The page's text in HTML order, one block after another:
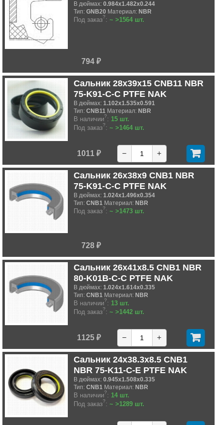
В дюймах: 0.984x1.482x0.244
Тип: GNB20 Материал: NBR
Под заказ?: ~ >1564 шт.
794 ₽
Сальник 28x39x15 CNB11 NBR
75-K91-C-C PTFE NAK
В дюймах: 1.102x1.535x0.591
Тип: CNB11 Материал: NBR
В наличии?: 15 шт.
Под заказ?: ~ >1464 шт.
1011 ₽ − +
Сальник 26x38x9 CNB1 NBR
75-K91-C-C PTFE NAK
В дюймах: 1.024x1.496x0.354
Тип: CNB1 Материал: NBR
Под заказ?: ~ >1473 шт.
728 ₽
Сальник 26x41x8.5 CNB1 NBR
80-K01B-C-C PTFE NAK
В дюймах: 1.024x1.614x0.335
Тип: CNB1 Материал: NBR
В наличии?: 13 шт.
Под заказ?: ~ >1442 шт.
1125 ₽ − +
Сальник 24x38.3x8.5 CNB1
NBR 75-K11-C-E PTFE NAK
В дюймах: 0.945x1.508x0.335
Тип: CNB1 Материал: NBR
В наличии?: 14 шт.
Под заказ?: ~ >1289 шт.